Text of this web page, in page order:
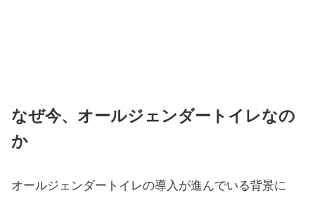
なぜ今、オールジェンダートイレなの
か
オールジェンダートイレの導入が進んでいる背景に